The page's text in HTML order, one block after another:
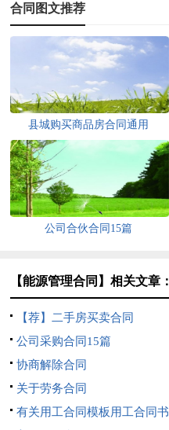
合同图文推荐
县城购买商品房合同通用
公司合伙合同15篇
【能源管理合同】相关文章：
【荐】二手房买卖合同
公司采购合同15篇
协商解除合同
关于劳务合同
有关用工合同模板用工合同书